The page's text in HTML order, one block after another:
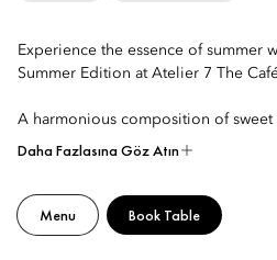
Experience the essence of summer
Summer Edition at Atelier 7 The
A harmonious composition of sweet
Daha Fazlasına Göz Atın
Menu Book Table